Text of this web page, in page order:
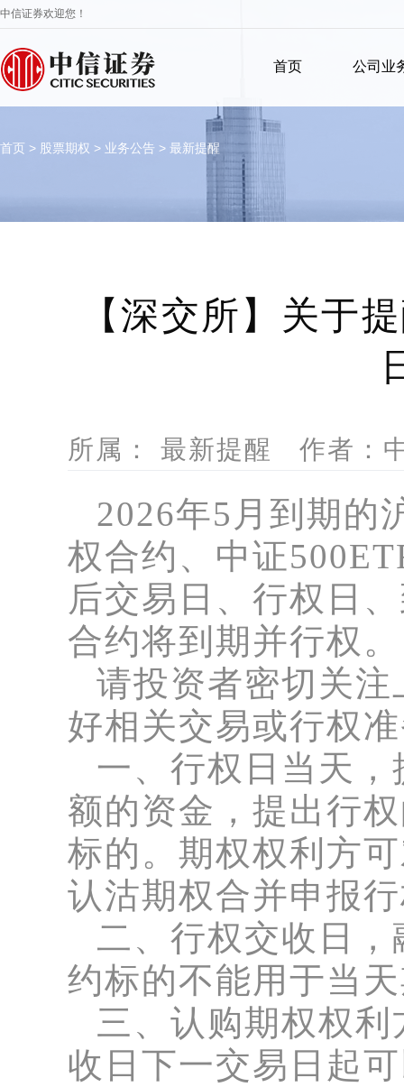
中信证券欢迎您！
首页 公司业
首页 > 股票期权 > 业务公告 > 最新提醒
【深交所】关于
所属： 最新提醒 作者：
2026年5月 到期的
权合约、中证
后交易日、行权日
合约将到期并行权。
请投资者密切关
好相关交易或行权
一、行权日当天
额的资金，提出行
标的。期权权利方
认沽期权合并申报
二、行权交收日
约标的不能用于当
三、认购期权权
收日下一交易日起